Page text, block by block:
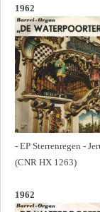
1962
- EP Sterrenregen -
(CNR HX 1263)
1962